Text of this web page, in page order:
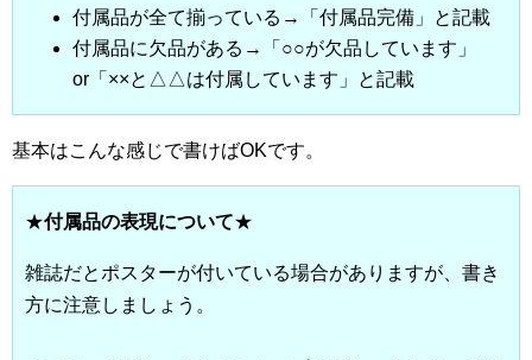
付属品が全て揃っている→「付属品完備」と記載
付属品に欠品がある→「○○が欠品しています」
or「××と△△は付属しています」と記載
基本はこんな感じで書けばOKです。
★付属品の表現について★
雑誌だとポスターが付いている場合がありますが、書き
方に注意しましょう。